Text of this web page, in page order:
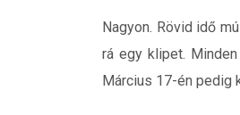
Nagyon. Rövid idő
rá egy klipet.
Március 17-én pedig